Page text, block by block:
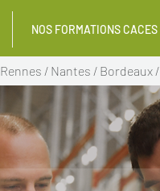
NOS FORMATIONS CACES
Rennes / Nantes / Bordeaux /